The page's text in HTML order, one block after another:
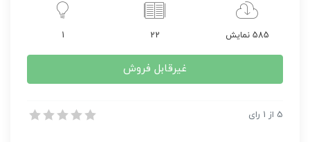
585 نمایش 22
1
غیرقابل فروش
کتاب مقدس ترسایان ترجمه مبحث استر
5 از 1 رای